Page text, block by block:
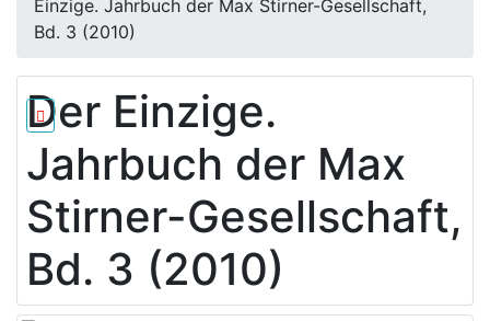
Einzige. Jahrbuch der Max Stirner-Gesellschaft,
Bd. 3 (2010)
Der Einzige.
Jahrbuch der Max
Stirner-Gesellschaft,
Bd. 3 (2010)